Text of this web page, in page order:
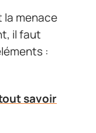
la menace
il faut
:
savoir